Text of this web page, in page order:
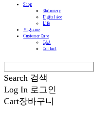
Shop
Stationery
Digital Acc
Life
Magazine
Customer Care
Q&A
Contact
Search 검색
Log In 로그인
Cart장바구니